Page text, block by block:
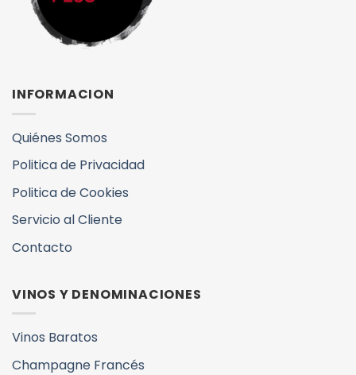
INFORMACION
Quiénes Somos
Politica de Privacidad
Politica de Cookies
Servicio al Cliente
Contacto
VINOS Y DENOMINACIONES
Vinos Baratos
Champagne Francés